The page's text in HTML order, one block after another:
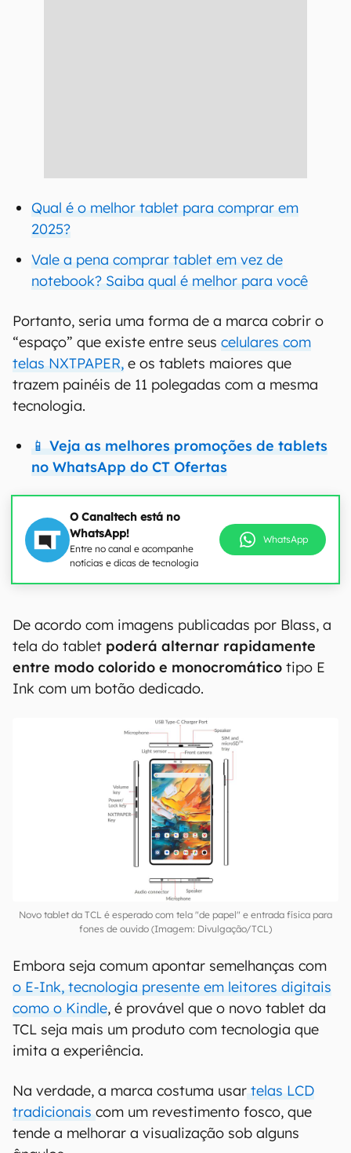
Qual é o melhor tablet para comprar em
2025?
Vale a pena comprar tablet em vez de
notebook? Saiba qual é melhor para você
Portanto, seria uma forma de a marca cobrir o
“espaço” que existe entre seus celulares com
telas NXTPAPER, e os tablets maiores que
trazem painéis de 11 polegadas com a mesma
tecnologia.
📱 Veja as melhores promoções de tablets
no WhatsApp do CT Ofertas
O Canaltech está no
WhatsApp!
Entre no canal e acompanhe
notícias e dicas de tecnologia
WhatsApp
De acordo com imagens publicadas por Blass, a
poderá alternar rapidamente
entre modo colorido e monocromático
Ink com um botão dedicado.
Novo tablet da TCL é esperado com tela "de papel" e entrada física para
fones de ouvido (Imagem: Divulgação/TCL)